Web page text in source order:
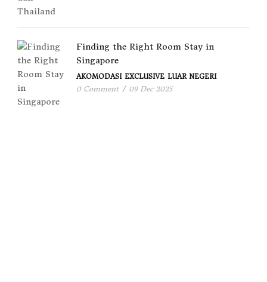
Finding the Right Room Stay in
Singapore
AKOMODASI EXCLUSIVE LUAR NEGERI
0 Comment / 09 Dec 2025